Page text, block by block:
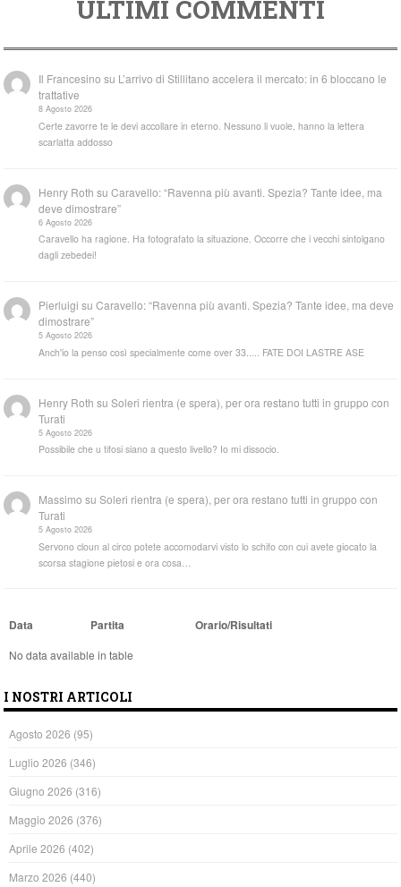
ULTIMI COMMENTI
Il Francesino su L’arrivo di Stillitano accelera il mercato: in 6 bloccano le
trattative
8 Agosto 2026
Certe zavorre te le devi accollare in eterno. Nessuno li vuole, hanno la lettera
scarlatta addosso
Henry Roth suCaravello: “Ravenna più avanti. Spezia? Tante idee, ma
deve dimostrare”
6 Agosto 2026
Caravello ha ragione. Ha fotografato la situazione. Occorre che i vecchi sintolgano
dagli zebedei!
Pierluigi suCaravello: “Ravenna più avanti. Spezia? Tante idee, ma deve
dimostrare”
5 Agosto 2026
Anch'io la penso così specialmente come over 33..... FATE DOI LASTRE ASE
Henry Roth suSoleri rientra (e spera), per ora restano tutti in gruppo con
Turati
5 Agosto 2026
Possibile che u tifosi siano a questo livello? Io mi dissocio.
Massimo suSoleri rientra (e spera), per ora restano tutti in gruppo con
Turati
5 Agosto 2026
Servono cloun al circo potete accomodarvi visto lo schifo con cui avete giocato la
scorsa stagione pietosi e ora cosa…
Data Partita Orario/Risultati
No data available in table
I NOSTRI ARTICOLI
Agosto 2026 (95)
Luglio 2026 (346)
Giugno 2026 (316)
Maggio 2026 (376)
Aprile 2026 (402)
Marzo 2026 (440)